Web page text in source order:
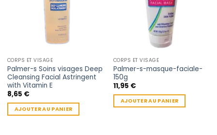
CORPS ET VISAGE
Palmer-s Soins visages Deep
Cleansing Facial Astringent
with Vitamin E
8,65 €
AJOUTER AU PANIER
CORPS ET VISAGE
Palmer-s-masque-faciale-
150g
11,95 €
AJOUTER AU PANIER